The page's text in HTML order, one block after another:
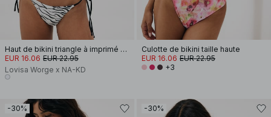
Haut de bikini triangle à imprimé zèbre
EUR 16.06 EUR 22.95
Lovisa Worge x NA-KD
Culotte de bikini taille haute
EUR 16.06 EUR 22.95
+3
-30% -30%